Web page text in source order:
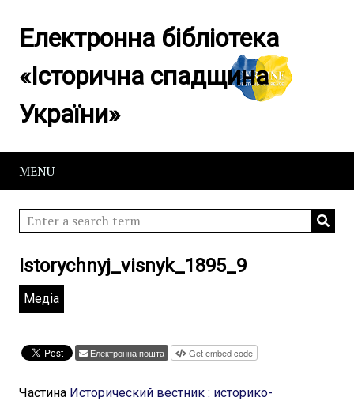
Електронна бібліотека
«Історична спадщина
України»
MENU
Istorychnyj_visnyk_1895_9
Медіа
Електронна пошта Get embed code
Частина Исторический вестник : историко-